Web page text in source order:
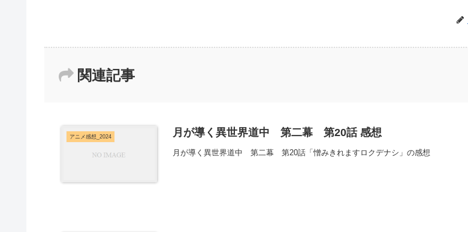
関連記事
アニメ感想_2024 月が導く異世界道中 第二幕 第20話 感想
月が導く異世界道中 第二幕 第20話「憎みきれますロクデナシ」の感想